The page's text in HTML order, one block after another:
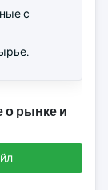
с
о рынке и